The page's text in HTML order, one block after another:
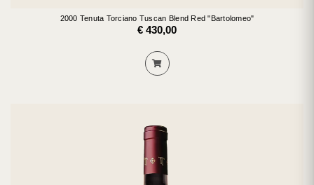
2000 Tenuta Torciano Tuscan Blend Red "Bartolomeo"
€ 430,00